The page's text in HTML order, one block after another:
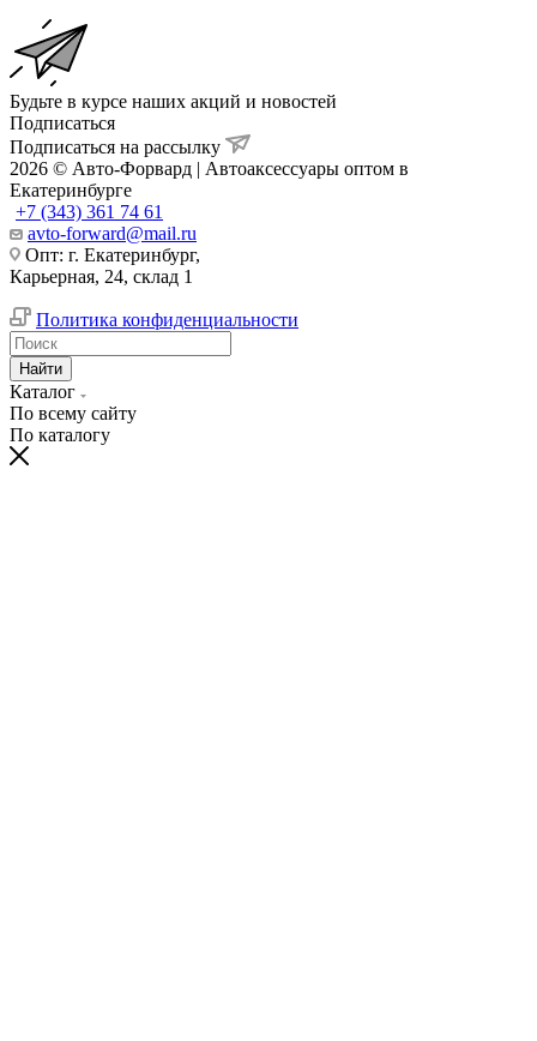
Будьте в курсе наших акций и новостей
Подписаться
Подписаться на рассылку
2026 © Авто-Форвард | Автоаксессуары оптом в
Екатеринбурге
+7 (343) 361 74 61
avto-forward@mail.ru
Опт: г. Екатеринбург,
Карьерная, 24, склад 1
Политика конфиденциальности
Найти
Каталог
По всему сайту
По каталогу